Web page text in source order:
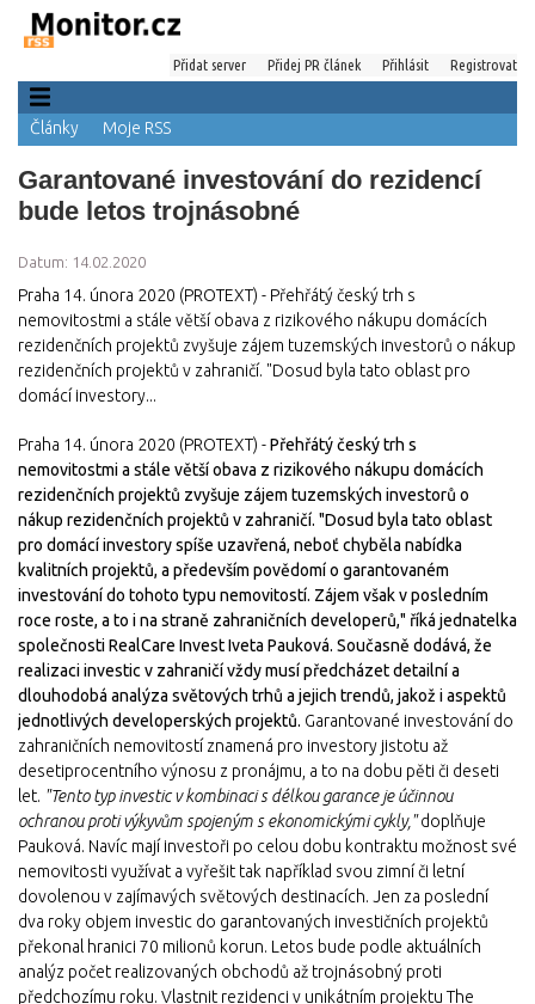
Přidat server Přidej PR článek Přihlásit Registrovat
Články Moje RSS
Garantované investování do rezidencí
bude letos trojnásobné
Datum: 14.02.2020
Praha 14. února 2020 (PROTEXT) - Přehřátý český trh s
nemovitostmi a stále větší obava z rizikového nákupu domácích
rezidenčních projektů zvyšuje zájem tuzemských investorů o nákup
rezidenčních projektů v zahraničí. "Dosud byla tato oblast pro
domácí investory...
Praha 14. února 2020 (PROTEXT) -Přehřátý český trh s
nemovitostmi a stále větší obava z rizikového nákupu domácích
rezidenčních projektů zvyšuje zájem tuzemských investorů o
nákup rezidenčních projektů v zahraničí. "Dosud byla tato oblast
pro domácí investory spíše uzavřená, neboť chyběla nabídka
kvalitních projektů, a především povědomí o garantovaném
investování do tohoto typu nemovitostí. Zájem však v posledním
roce roste, a to i na straně zahraničních developerů," říká jednatelka
společnosti RealCare Invest Iveta Pauková. Současně dodává, že
realizaci investic v zahraničí vždy musí předcházet detailní a
dlouhodobá analýza světových trhů a jejich trendů, jakož i aspektů
jednotlivých developerských projektů. Garantované investování do
zahraničních nemovitostí znamená pro investory jistotu až
desetiprocentního výnosu z pronájmu, a to na dobu pěti či deseti
let. "Tento typ investic v kombinaci s délkou garance je účinnou
ochranou proti výkyvům spojeným s ekonomickými cykly,"doplňuje
Pauková. Navíc mají investoři po celou dobu kontraktu možnost své
nemovitosti využívat a vyřešit tak například svou zimní či letní
dovolenou v zajímavých světových destinacích. Jen za poslední
dva roky objem investic do garantovaných investičních projektů
překonal hranici 70 milionů korun. Letos bude podle aktuálních
analýz počet realizovaných obchodů až trojnásobný proti
předchozímu roku. Vlastnit rezidenci v unikátním projektu The